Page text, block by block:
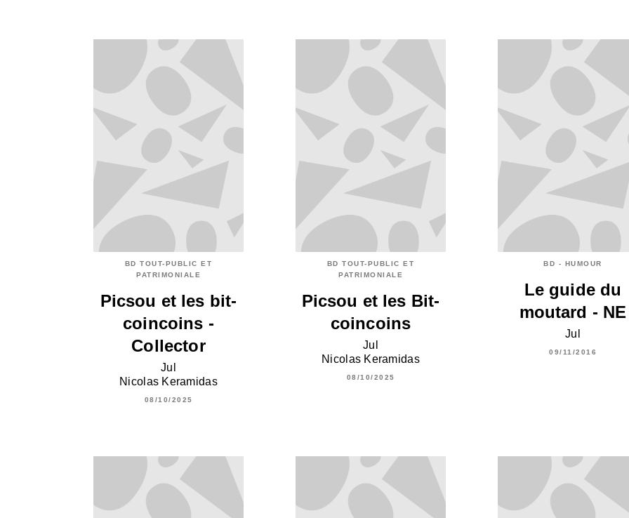
BD TOUT-PUBLIC ET
PATRIMONIALE
Picsou et les bit-
coincoins -
Collector
Jul
Nicolas Keramidas
08/10/2025
BD TOUT-PUBLIC ET
PATRIMONIALE
Picsou et les Bit-
coincoins
Jul
Nicolas Keramidas
08/10/2025
BD - HUMOUR
Le guide du
moutard - NE
Jul
09/11/2016